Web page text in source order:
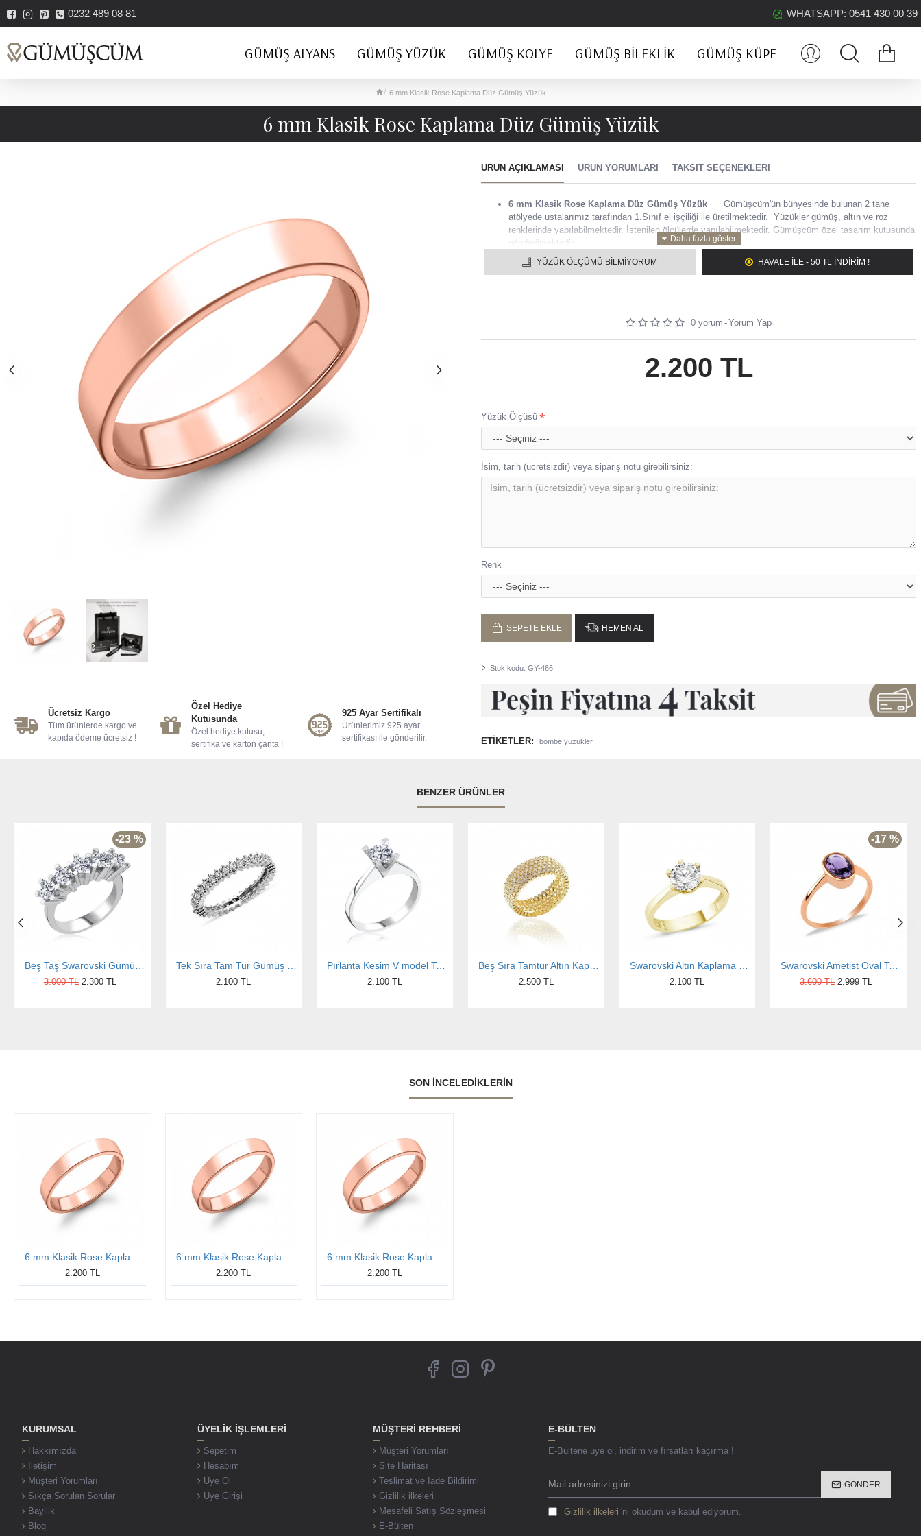
0232 489 08 81 WHATSAPP: 0541 430 00 39
GÜMÜŞ ALYANS GÜMÜŞ YÜZÜK GÜMÜŞ KOLYE GÜMÜŞ BILEKLIK GÜMÜŞ KÜPE
6 mm Klasik Rose Kaplama Düz Gümüş Yüzük
6 mm Klasik Rose Kaplama Düz Gümüş Yüzük
Ücretsiz Kargo
Tüm ürünlerde kargo ve
kapıda ödeme ücretsiz !
Özel Hediye
Kutusunda
Özel hediye kutusu,
sertifika ve karton çanta !
925 Ayar Sertifikalı
Ürünlerimiz 925 ayar
sertifikası ile gönderilir.
ÜRÜN AÇIKLAMASI ÜRÜN YORUMLARI TAKSIT SEÇENEKLERI
6 mm Klasik Rose Kaplama Düz Gümüş Yüzük
Gümüşcüm'ün bünyesinde bulunan 2 tane
atölyede ustalarımız tarafından 1.Sınıf el işçiliği ile üretilmektedir. Yüzükler gümüş, altın ve roz
renklerinde yapılabilmektedir. İstenilen ölçülerde yapılabilmektedir. Gümüşcüm özel tasarım kutusunda
gönderilmektedir.
6 mm Klasik Rose Kaplama Düz Gümüş Yüzük
925 ayar gümüş yüzük özel kutu ile gelmektedir.
Ürünümüz 925 ayar gümüştür.
Taşlı tüm ürünlerimizde 1. sınıf zirkon taşlar kullanılmaktadır.
El işçiliği ile ustalarımız tarafından hazırlanmaktadır.
En geç 2 iş gününde kargoya verilir.
YÜZÜK ÖLÇÜMÜ BILMIYORUM HAVALE ILE - 50 TL İNDİRİM !
Stok kodu: GY-466
0 yorum -Yorum Yap
2.200 TL
Yüzük Ölçüsü
İsim, tarih (ücretsizdir) veya sipariş notu girebilirsiniz:
Renk
SEPETE EKLE HEMEN AL
ETIKETLER: bombe yüzükler
BENZER ÜRÜNLER
-23 %
Beş Taş Swarovski Gümüş Yüzük
3.000 TL 2.300 TL
Tek Sıra Tam Tur Gümüş Yüzük
2.100 TL
Pırlanta Kesim V model Tek Taş Gümüş Yüzük
2.100 TL
Beş Sıra Tamtur Altın Kaplama Bayan Gümüş Yüzük
2.500 TL
Swarovski Altın Kaplama Tek Taş Gümüş Yüzük
2.100 TL
-17 %
Swarovski Ametist Oval Tek Taş Rose Kaplama Sivama Bayan Gümüş Yüzük
3.600 TL 2.999 TL
SON İNCELEDIKLERIN
2.200 TL 2.200 TL 2.200 TL
KURUMSAL
Hakkımızda
İletişim
Müşteri Yorumları
Sıkça Sorulan Sorular
Bayilik
Blog
ÜYELIK İŞLEMLERI
Sepetim
Hesabım
Üye Ol
Üye Girişi
MÜŞTERI REHBERI
Müşteri Yorumları
Site Haritası
Teslimat ve İade Bildirimi
Gizlilik ilkeleri
Mesafeli Satış Sözleşmesi
E-Bülten
E-BÜLTEN
E-Bültene üye ol, indirim ve fırsatları kaçırma !
GÖNDER
Gizlilik ilkeleri 'ni okudum ve kabul ediyorum.